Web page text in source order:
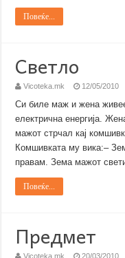
Повеќе...
Светло
Vicoteka.mk 12/05/2010
Си биле маж и жена
електрична енергија.
мажот стрчал кај
Комшивката му вика:–
правам. Зема мажот
Повеќе...
Предмет
Vicoteka.mk 20/03/2010